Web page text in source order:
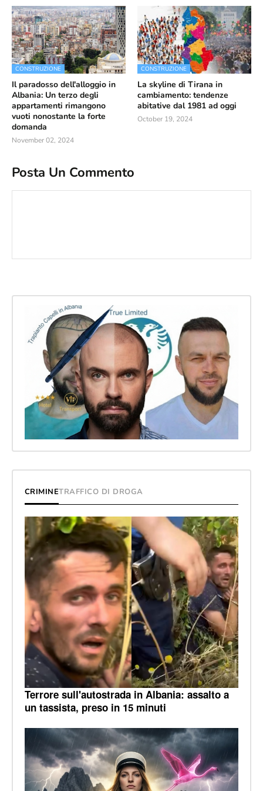
CONSTRUZIONE
Il paradosso dell'alloggio in
Albania: Un terzo degli
appartamenti rimangono
vuoti nonostante la forte
domanda
November 02, 2024
CONSTRUZIONE
La skyline di Tirana in
cambiamento: tendenze
abitative dal 1981 ad oggi
October 19, 2024
Posta Un Commento
CRIMINETRAFFICO DI DROGA
Terrore sull'autostrada in Albania: assalto a
un tassista, preso in 15 minuti